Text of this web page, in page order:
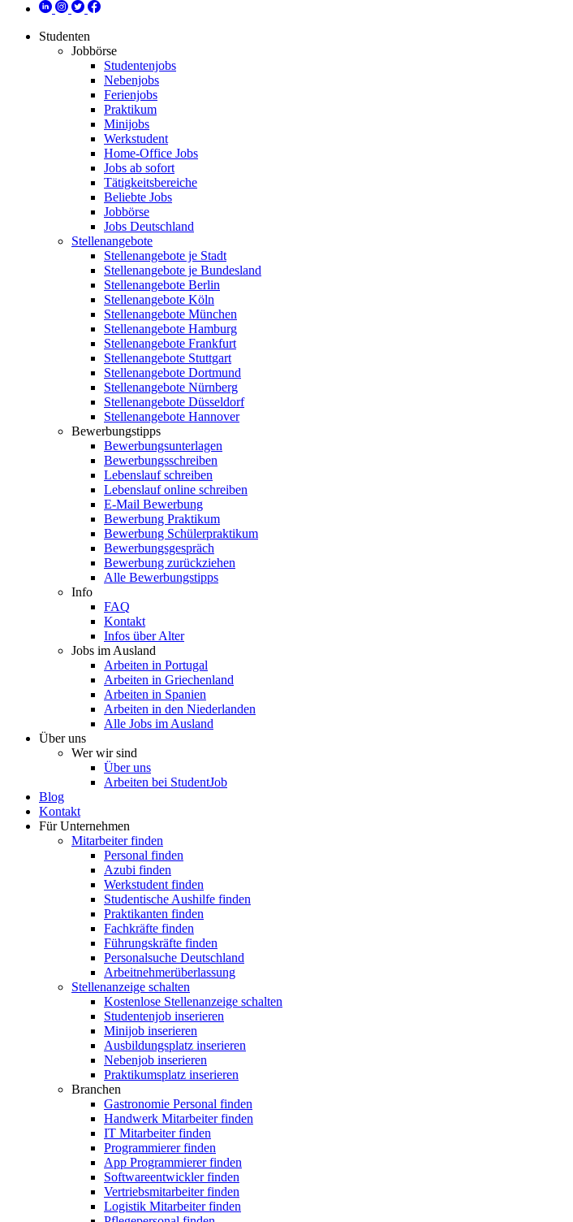
Studenten
Jobbörse
Studentenjobs
Nebenjobs
Ferienjobs
Praktikum
Minijobs
Werkstudent
Home-Office Jobs
Jobs ab sofort
Tätigkeitsbereiche
Beliebte Jobs
Jobbörse
Jobs Deutschland
Stellenangebote
Stellenangebote je Stadt
Stellenangebote je Bundesland
Stellenangebote Berlin
Stellenangebote Köln
Stellenangebote München
Stellenangebote Hamburg
Stellenangebote Frankfurt
Stellenangebote Stuttgart
Stellenangebote Dortmund
Stellenangebote Nürnberg
Stellenangebote Düsseldorf
Stellenangebote Hannover
Bewerbungstipps
Bewerbungsunterlagen
Bewerbungsschreiben
Lebenslauf schreiben
Lebenslauf online schreiben
E-Mail Bewerbung
Bewerbung Praktikum
Bewerbung Schülerpraktikum
Bewerbungsgespräch
Bewerbung zurückziehen
Alle Bewerbungstipps
Info
FAQ
Kontakt
Infos über Alter
Jobs im Ausland
Arbeiten in Portugal
Arbeiten in Griechenland
Arbeiten in Spanien
Arbeiten in den Niederlanden
Alle Jobs im Ausland
Über uns
Wer wir sind
Über uns
Arbeiten bei StudentJob
Blog
Kontakt
Für Unternehmen
Mitarbeiter finden
Personal finden
Azubi finden
Werkstudent finden
Studentische Aushilfe finden
Praktikanten finden
Fachkräfte finden
Führungskräfte finden
Personalsuche Deutschland
Arbeitnehmerüberlassung
Stellenanzeige schalten
Kostenlose Stellenanzeige schalten
Studentenjob inserieren
Minijob inserieren
Ausbildungsplatz inserieren
Nebenjob inserieren
Praktikumsplatz inserieren
Branchen
Gastronomie Personal finden
Handwerk Mitarbeiter finden
IT Mitarbeiter finden
Programmierer finden
App Programmierer finden
Softwareentwickler finden
Vertriebsmitarbeiter finden
Logistik Mitarbeiter finden